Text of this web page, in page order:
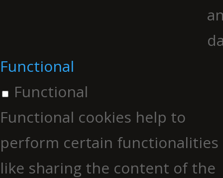
Functional
Functional
Functional cookies help to
perform certain functionalities
like sharing the content of the